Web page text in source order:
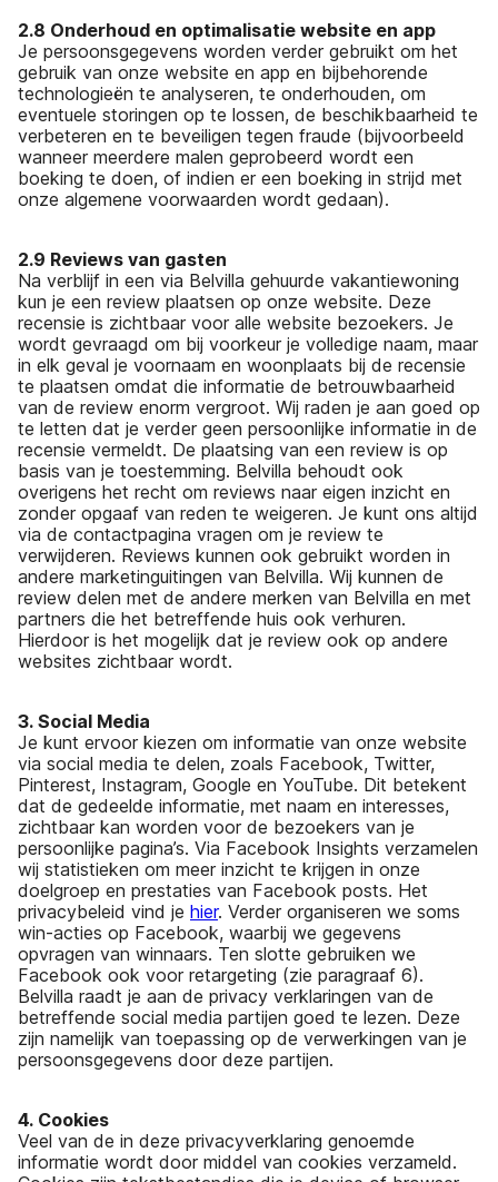
2.8 Onderhoud en optimalisatie website en app
Je persoonsgegevens worden verder gebruikt om het
gebruik van onze website en app en bijbehorende
technologieën te analyseren, te onderhouden, om
eventuele storingen op te lossen, de beschikbaarheid te
verbeteren en te beveiligen tegen fraude (bijvoorbeeld
wanneer meerdere malen geprobeerd wordt een
boeking te doen, of indien er een boeking in strijd met
onze algemene voorwaarden wordt gedaan).
2.9 Reviews van gasten
Na verblijf in een via Belvilla gehuurde vakantiewoning
kun je een review plaatsen op onze website. Deze
recensie is zichtbaar voor alle website bezoekers. Je
wordt gevraagd om bij voorkeur je volledige naam, maar
in elk geval je voornaam en woonplaats bij de recensie
te plaatsen omdat die informatie de betrouwbaarheid
van de review enorm vergroot. Wij raden je aan goed op
te letten dat je verder geen persoonlijke informatie in de
recensie vermeldt. De plaatsing van een review is op
basis van je toestemming. Belvilla behoudt ook
overigens het recht om reviews naar eigen inzicht en
zonder opgaaf van reden te weigeren. Je kunt ons altijd
via de contactpagina vragen om je review te
verwijderen. Reviews kunnen ook gebruikt worden in
andere marketinguitingen van Belvilla. Wij kunnen de
review delen met de andere merken van Belvilla en met
partners die het betreffende huis ook verhuren.
Hierdoor is het mogelijk dat je review ook op andere
websites zichtbaar wordt.
3. Social Media
Je kunt ervoor kiezen om informatie van onze website
via social media te delen, zoals Facebook, Twitter,
Pinterest, Instagram, Google en YouTube. Dit betekent
dat de gedeelde informatie, met naam en interesses,
zichtbaar kan worden voor de bezoekers van je
persoonlijke pagina’s. Via Facebook Insights verzamelen
wij statistieken om meer inzicht te krijgen in onze
doelgroep en prestaties van Facebook posts. Het
privacybeleid vind je hier. Verder organiseren we soms
win-acties op Facebook, waarbij we gegevens
opvragen van winnaars. Ten slotte gebruiken we
Facebook ook voor retargeting (zie paragraaf 6).
Belvilla raadt je aan de privacy verklaringen van de
betreffende social media partijen goed te lezen. Deze
zijn namelijk van toepassing op de verwerkingen van je
persoonsgegevens door deze partijen.
4. Cookies
Veel van de in deze privacyverklaring genoemde
informatie wordt door middel van cookies verzameld.